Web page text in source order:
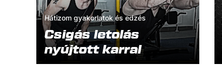
Hátizom gyakorlatok és edzés
Csigás letolás
nyújtott karral